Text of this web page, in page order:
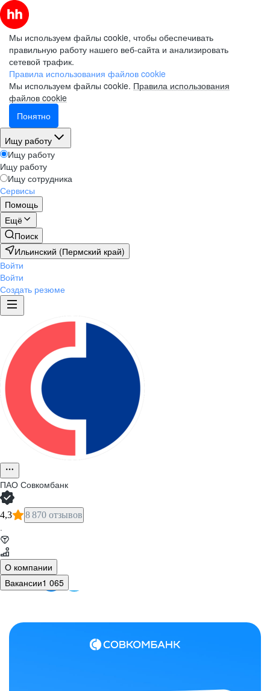
Мы используем файлы cookie, чтобы обеспечивать
правильную работу нашего веб-сайта и анализировать
сетевой трафик.
Правила использования файлов cookie
Мы используем файлы cookie. Правила использования
файлов cookie
Понятно
Ищу работу
Ищу работу
Ищу работу
Ищу сотрудника
Сервисы
Помощь
Ещё
Поиск
Ильинский (Пермский край)
Войти
Войти
Создать резюме
ПАО Совкомбанк
4,3 8 870 отзывов
·
О компании
Вакансии1 065